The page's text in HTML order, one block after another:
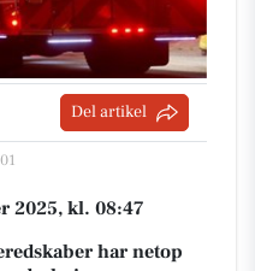
Del artikel
2025, kl. 08:47
har netop